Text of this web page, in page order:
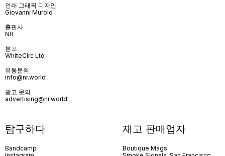
인쇄 그래픽 디자인
Giovanni Murolo
출판사
NR
분포
WhiteCirc Ltd
유통문의
info@nr.world
광고 문의
advertising@nr.world
탐구하다
Bandcamp
재고 판매업자
Boutique Mags